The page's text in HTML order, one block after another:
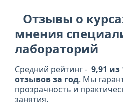
Отзывы о
мнения
лабораторий
Средний рейтинг - 9,91 из
отзывов за год. Мы
прозрачность и
занятия.